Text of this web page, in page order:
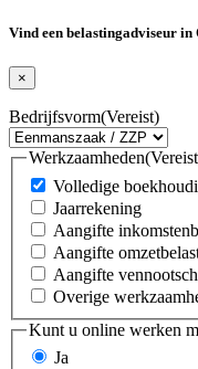
Vind een belastingadviseur in
×
Bedrijfsvorm(Vereist)
Werkzaamheden
Volledige
Jaarrekening
Aangifte
Aangifte
Aangifte
Overige
Kunt u online werken
Ja